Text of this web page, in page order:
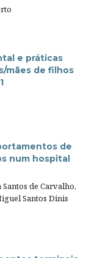
e práticas
mães de filhos
de
num hospital
de Carvalho,
Santos Dinis